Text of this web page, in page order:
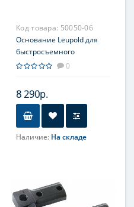
Код товара: 50050-06
Основание Leupold для
быстросъемного
кронштейна, на Remington
0
8 290р.
Наличие: На складе